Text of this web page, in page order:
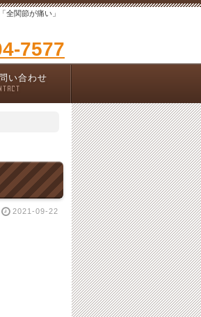
全関節が痛い」
7577
い合わせ
2021-09-22